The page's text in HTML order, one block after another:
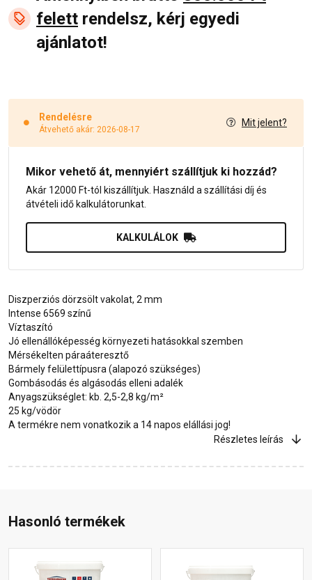
felett rendelsz, kérj egyedi
ajánlatot!
Rendelésre
Átvehető akár: 2026-08-17
Mit jelent?
Mikor vehető át, mennyiért szállítjuk ki hozzád?
Akár 12000 Ft-tól kiszállítjuk. Használd a szállítási díj és
átvételi idő kalkulátorunkat.
KALKULÁLOK
Diszperziós dörzsölt vakolat, 2 mm
Intense 6569 színű
Víztaszító
Jó ellenállóképesség környezeti hatásokkal szemben
Mérsékelten páraáteresztő
Bármely felülettípusra (alapozó szükséges)
Gombásodás és algásodás elleni adalék
Anyagszükséglet: kb. 2,5-2,8 kg/m²
25 kg/vödör
A termékre nem vonatkozik a 14 napos elállási jog!
Részletes leírás
Hasonló termékek